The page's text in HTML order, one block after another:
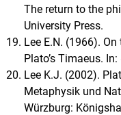
The return to the
University Press.
Lee E.N. (1966).
Plato’s Timaeus.
Lee K.J. (2002).
Metaphysik und
Würzburg: